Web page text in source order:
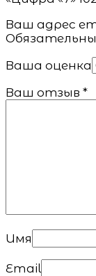
Ваш адрес
Ваша оценка
Ваш отзыв *
Имя
Email